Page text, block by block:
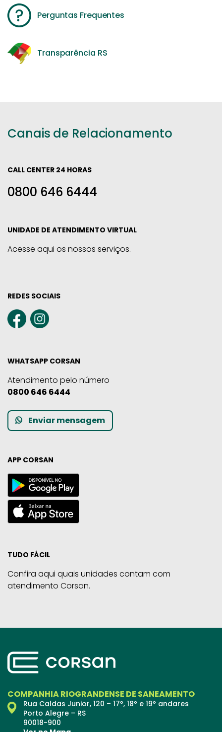
Perguntas Frequentes
Transparência RS
Canais de Relacionamento
CALL CENTER 24 HORAS
0800 646 6444
UNIDADE DE ATENDIMENTO VIRTUAL
Acesse aqui os nossos serviços.
REDES SOCIAIS
WHATSAPP CORSAN
Atendimento pelo número
0800 646 6444
Enviar mensagem
APP CORSAN
TUDO FÁCIL
Confira aqui quais unidades contam com
atendimento Corsan.
COMPANHIA RIOGRANDENSE DE SANEAMENTO
Rua Caldas Junior, 120 – 17º, 18º e 19º andares
Porto Alegre – RS
90018-900